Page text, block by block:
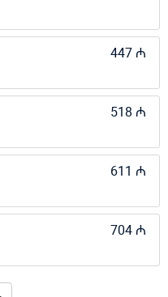
447 ₼
518 ₼
611 ₼
704 ₼